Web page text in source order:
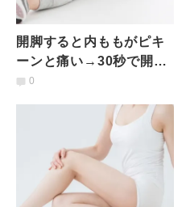
開脚すると内ももがピキ
ーンと痛い→30秒で開脚
が深まる！内転筋を一気
0